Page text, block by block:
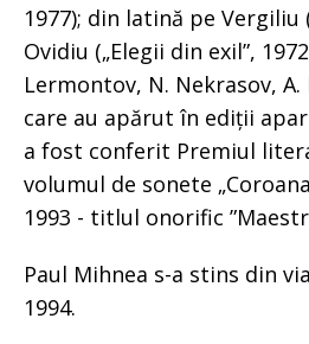
1977); din latină pe Vergiliu
Ovidiu („Elegii din exil”,
Lermontov, N. Nekrasov, A.
care au apărut în ediții
a fost conferit Premiul
volumul de sonete
1993 - titlul onorific
Paul Mihnea s-a stins din
1994.